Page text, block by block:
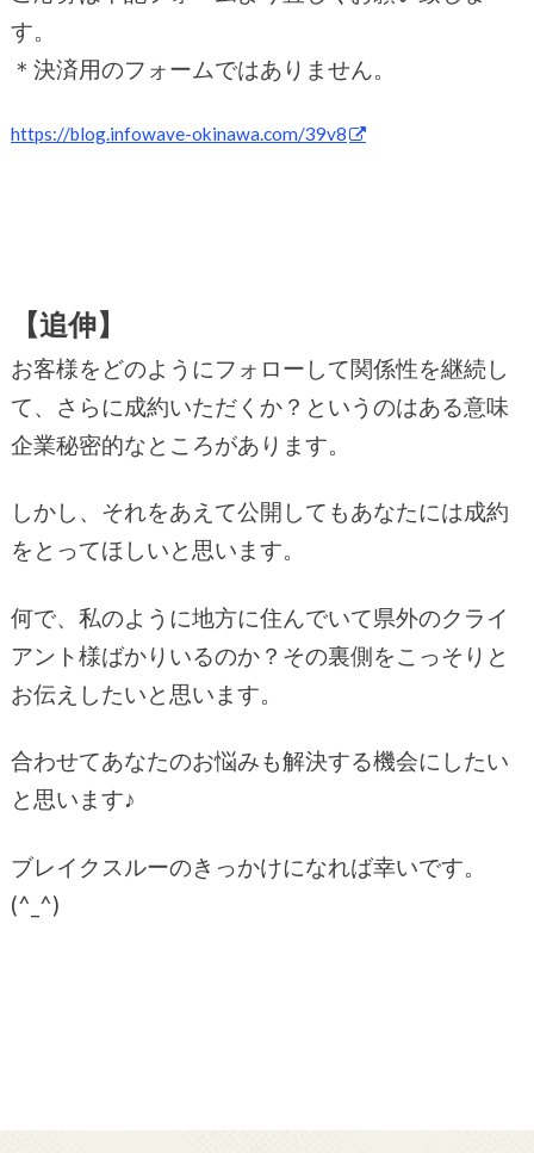
す。
＊決済用のフォームではありません。
https://blog.infowave-okinawa.com/39v8
【追伸】
お客様をどのようにフォローして関係性を継続し
て、さらに成約いただくか？というのはある意味
企業秘密的なところがあります。
しかし、それをあえて公開してもあなたには成約
をとってほしいと思います。
何で、私のように地方に住んでいて県外のクライ
アント様ばかりいるのか？その裏側をこっそりと
お伝えしたいと思います。
合わせてあなたのお悩みも解決する機会にしたい
と思います♪
ブレイクスルーのきっかけになれば幸いです。
(^_^)